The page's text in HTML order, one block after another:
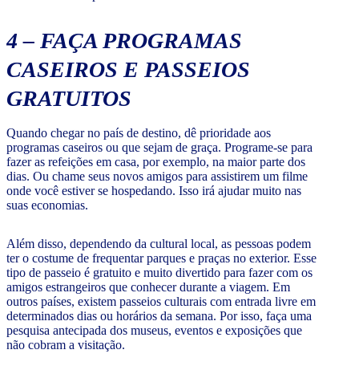
4 – FAÇA PROGRAMAS
CASEIROS E PASSEIOS
GRATUITOS
Quando chegar no país de destino, dê prioridade aos
programas caseiros ou que sejam de graça. Programe-se para
fazer as refeições em casa, por exemplo, na maior parte dos
dias. Ou chame seus novos amigos para assistirem um filme
onde você estiver se hospedando. Isso irá ajudar muito nas
suas economias.
Além disso, dependendo da cultural local, as pessoas podem
ter o costume de frequentar parques e praças no exterior. Esse
tipo de passeio é gratuito e muito divertido para fazer com os
amigos estrangeiros que conhecer durante a viagem. Em
outros países, existem passeios culturais com entrada livre em
determinados dias ou horários da semana. Por isso, faça uma
pesquisa antecipada dos museus, eventos e exposições que
não cobram a visitação.